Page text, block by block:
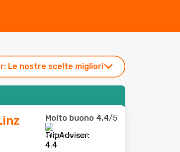
Le nostre scelte migliori
Molto buono 4.4/5
244 recensioni